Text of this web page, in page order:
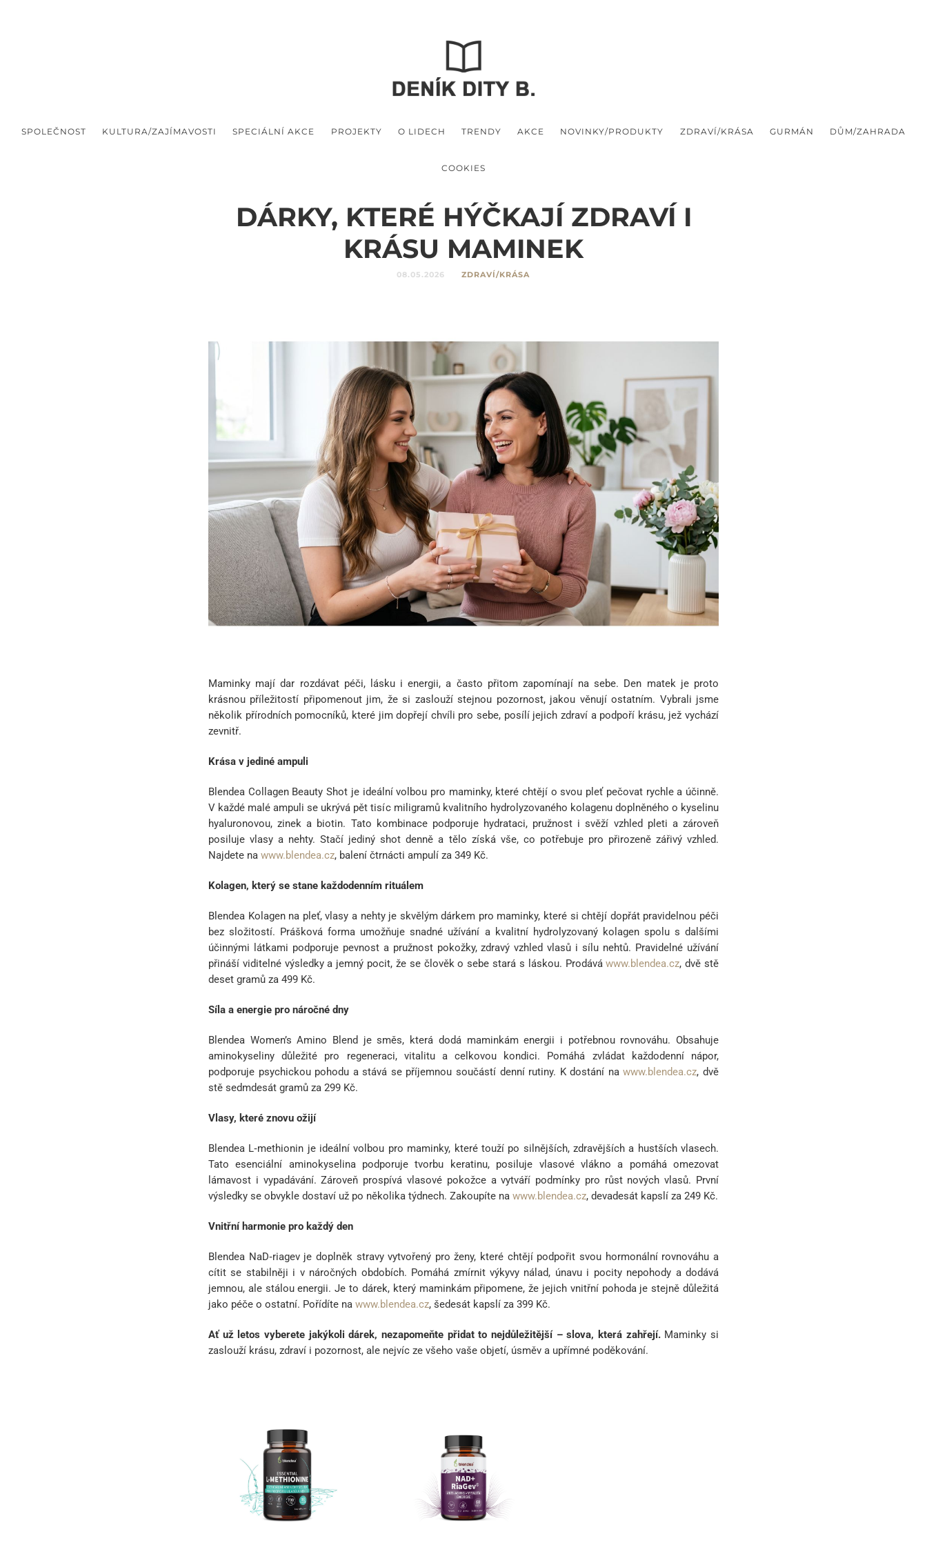
SPOLEČNOST KULTURA/ZAJÍMAVOSTI SPECIÁLNÍ AKCE PROJEKTY O LIDECH TRENDY AKCE NOVINKY/PRODUKTY ZDRAVÍ/KRÁSA GURMÁN DŮM/ZAHRADA
COOKIES
DÁRKY, KTERÉ HÝČKAJÍ ZDRAVÍ I
KRÁSU MAMINEK
08.05.2026 ZDRAVÍ/KRÁSA
Maminky mají dar rozdávat péči, lásku i energii, a často přitom zapomínají na sebe. Den matek je proto
krásnou příležitostí připomenout jim, že si zaslouží stejnou pozornost, jakou věnují ostatním. Vybrali jsme
několik přírodních pomocníků, které jim dopřejí chvíli pro sebe, posílí jejich zdraví a podpoří krásu, jež vychází
zevnitř.
Krása v jediné ampuli
Blendea Collagen Beauty Shot je ideální volbou pro maminky, které chtějí o svou pleť pečovat rychle a účinně.
V každé malé ampuli se ukrývá pět tisíc miligramů kvalitního hydrolyzovaného kolagenu doplněného o kyselinu
hyaluronovou, zinek a biotin. Tato kombinace podporuje hydrataci, pružnost i svěží vzhled pleti a zároveň
posiluje vlasy a nehty. Stačí jediný shot denně a tělo získá vše, co potřebuje pro přirozeně zářivý vzhled.
Najdete na www.blendea.cz, balení čtrnácti ampulí za 349 Kč.
Kolagen, který se stane každodenním rituálem
Blendea Kolagen na pleť, vlasy a nehty je skvělým dárkem pro maminky, které si chtějí dopřát pravidelnou péči
bez složitostí. Prášková forma umožňuje snadné užívání a kvalitní hydrolyzovaný kolagen spolu s dalšími
účinnými látkami podporuje pevnost a pružnost pokožky, zdravý vzhled vlasů i sílu nehtů. Pravidelné užívání
přináší viditelné výsledky a jemný pocit, že se člověk o sebe stará s láskou. Prodáváwww.blendea.cz, dvě stě
deset gramů za 499 Kč.
Síla a energie pro náročné dny
Blendea Women’s Amino Blend je směs, která dodá maminkám energii i potřebnou rovnováhu. Obsahuje
aminokyseliny důležité pro regeneraci, vitalitu a celkovou kondici. Pomáhá zvládat každodenní nápor,
podporuje psychickou pohodu a stává se příjemnou součástí denní rutiny. K dostání nawww.blendea.cz, dvě
stě sedmdesát gramů za 299 Kč.
Vlasy, které znovu ožijí
Blendea L‑methionin je ideální volbou pro maminky, které touží po silnějších, zdravějších a hustších vlasech.
Tato esenciální aminokyselina podporuje tvorbu keratinu, posiluje vlasové vlákno a pomáhá omezovat
lámavost i vypadávání. Zároveň prospívá vlasové pokožce a vytváří podmínky pro růst nových vlasů. První
výsledky se obvykle dostaví už po několika týdnech. Zakoupíte na www.blendea.cz, devadesát kapslí za 249 Kč.
Vnitřní harmonie pro každý den
Blendea NaD‑riagev je doplněk stravy vytvořený pro ženy, které chtějí podpořit svou hormonální rovnováhu a
cítit se stabilněji i v náročných obdobích. Pomáhá zmírnit výkyvy nálad, únavu i pocity nepohody a dodává
jemnou, ale stálou energii. Je to dárek, který maminkám připomene, že jejich vnitřní pohoda je stejně důležitá
jako péče o ostatní. Pořídíte na www.blendea.cz, šedesát kapslí za 399 Kč.
Ať už letos vyberete jakýkoli dárek, nezapomeňte přidat to nejdůležitější – slova, která zahřejí.Maminky si
zaslouží krásu, zdraví i pozornost, ale nejvíc ze všeho vaše objetí, úsměv a upřímné poděkování.